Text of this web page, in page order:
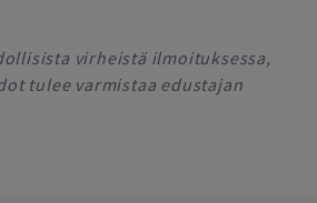
virheistä ilmoituksessa,
tulee varmistaa edustajan